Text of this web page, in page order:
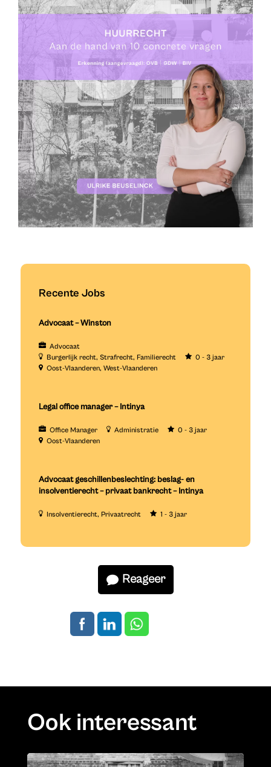
Recente Jobs
Advocaat – Winston
Advocaat
Burgerlijk recht Strafrecht Familierecht
0 - 3 jaar
Oost-Vlaanderen West-Vlaanderen
Legal office manager – Intinya
Office Manager Administratie
0 - 3 jaar
Oost-Vlaanderen
Advocaat geschillenbeslechting: beslag- en
insolventierecht – privaat bankrecht – Intinya
Insolventierecht Privaatrecht 1 - 3 jaar
Reageer
Ook interessant